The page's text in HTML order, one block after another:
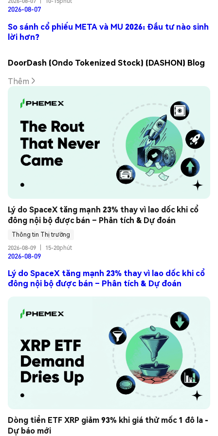
2026-08-07
So sánh cổ phiếu META và MU 2026: Đầu tư nào sinh
lời hơn?
DoorDash (Ondo Tokenized Stock) (DASHON) Blog
Thêm
Lý do SpaceX tăng mạnh 23% thay vì lao dốc khi cổ
đông nội bộ được bán – Phân tích & Dự đoán
Thông tin Thị trường
2026-08-09
15-20phút
2026-08-09
Lý do SpaceX tăng mạnh 23% thay vì lao dốc khi cổ
đông nội bộ được bán – Phân tích & Dự đoán
Dòng tiền ETF XRP giảm 93% khi giá thử mốc 1 đô la -
Dự báo mới